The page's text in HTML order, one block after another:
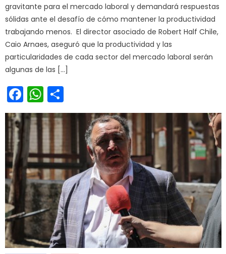
gravitante para el mercado laboral y demandará respuestas
sólidas ante el desafío de cómo mantener la productividad
trabajando menos. El director asociado de Robert Half Chile,
Caio Arnaes, aseguró que la productividad y las
particularidades de cada sector del mercado laboral serán
algunas de las […]
Facebook
WhatsApp